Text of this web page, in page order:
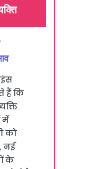
हैं कि
में
को
नई
के